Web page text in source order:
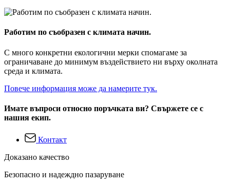
Работим по съобразен с климата начин.
С много конкретни екологични мерки спомагаме за
ограничаване до минимум въздействието ни върху околната
среда и климата.
Повече информация може да намерите тук.
Имате въпроси относно поръчката ви? Свържете се с
нашия екип.
Контакт
Доказано качество
Безопасно и надеждно пазаруване